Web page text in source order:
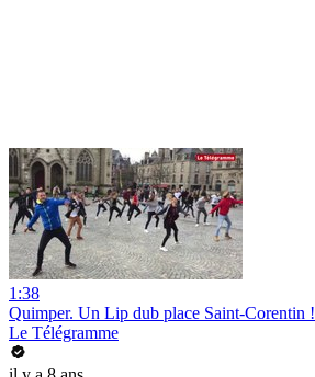
1:38
Quimper. Un Lip dub place Saint-Corentin !
Le Télégramme